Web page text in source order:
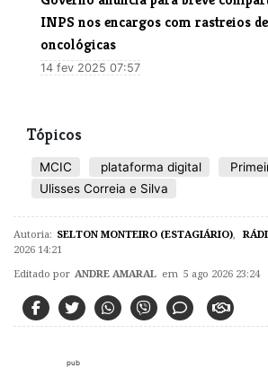
INPS nos encargos com rastreios
oncológicas
14 fev 2025 07:57
Tópicos
MCIC plataforma digital
Ulisses Correia e Silva
Autoria: SELTON MONTEIRO (ESTAGIÁRIO)
2026 14:21
Editado por ANDRE AMARAL em 5 ago 2026 23:24
pub